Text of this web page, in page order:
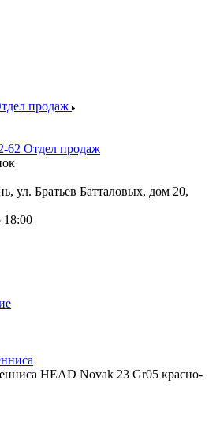
продаж
62 Отдел продаж
ул. Братьев Батталовых, дом 20,
18:00
HEAD Novak 23 Gr05 красно-